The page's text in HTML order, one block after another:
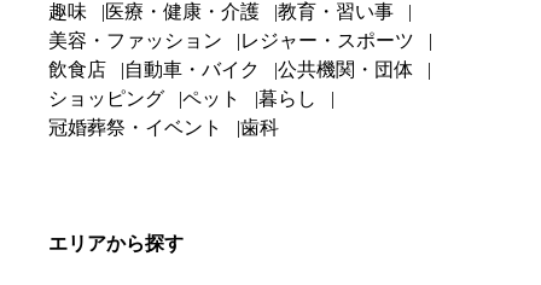
趣味
医療・健康・介護
教育・習い事
美容・ファッション
レジャー・スポーツ
飲食店
自動車・バイク
公共機関・団体
ショッピング
ペット
暮らし
冠婚葬祭・イベント
歯科
エリアから探す